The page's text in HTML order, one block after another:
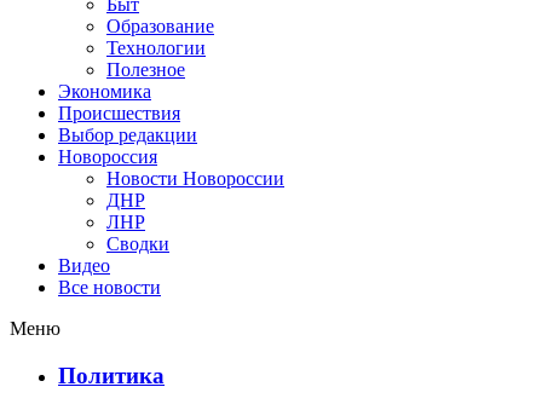
Быт
Образование
Технологии
Полезное
Экономика
Происшествия
Выбор редакции
Новороссия
Новости Новороссии
ДНР
ЛНР
Сводки
Видео
Все новости
Меню
Политика